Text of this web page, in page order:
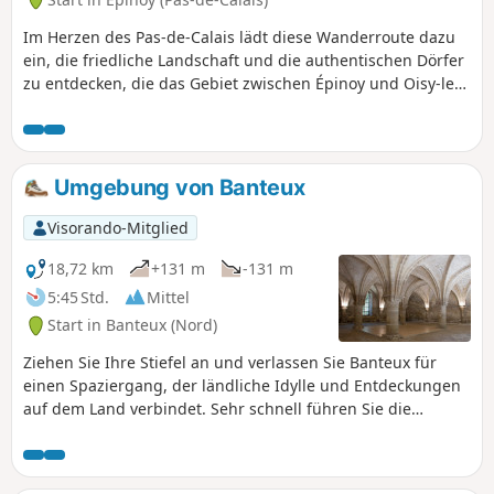
Im Herzen des Pas-de-Calais lädt diese Wanderroute dazu
ein, die friedliche Landschaft und die authentischen Dörfer
zu entdecken, die das Gebiet zwischen Épinoy und Oisy-le-
ländlichem Flair, aus durchqueren Sie Cauchy-Lestrée und
Sauchy-Cauchy, zwei Dörfer, die von Geschichte und
Lebensfreude geprägt sind. Der Weg schlängelt sich
zwischen offenen Feldern, ruhigen kleinen Straßen und
idyllischen Landschaften und bietet eine ideale Auszeit für
Liebhaber der Natur und des lokalen Kulturerbes. Das
Erreichen von Oisy-le-Verger mit seinen typischen Häusern
und seiner einladenden Atmosphäre rundet diese
Wanderung ab. Eine für alle zugängliche Route, perfekt, um
neue Energie zu tanken und die verborgenen Schätze
unserer Region wiederzuentdecken.
Umgebung von Banteux
Visorando-Mitglied
18,72 km
+131 m
-131 m
5:45 Std.
Mittel
Start in Banteux (Nord)
Ziehen Sie Ihre Stiefel an und verlassen Sie Banteux für
einen Spaziergang, der ländliche Idylle und Entdeckungen
auf dem Land verbindet. Sehr schnell führen Sie die
Apfelbäumen und grünen Hecken, wo Sie der Gesang der
Vögel begleitet. Weiter geht es nach Bantouzelle, einem